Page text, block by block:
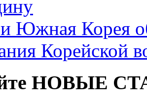
Корея
Корейской
НОВЫЕ